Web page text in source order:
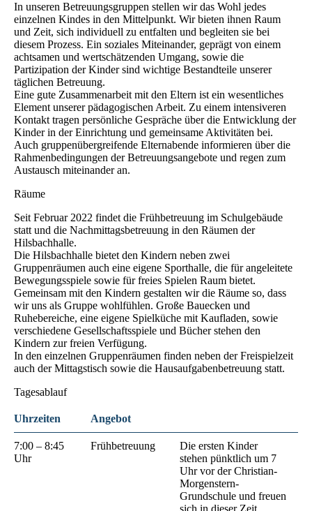
In unseren Betreuungsgruppen stellen wir das Wohl jedes
einzelnen Kindes in den Mittelpunkt. Wir bieten ihnen Raum
und Zeit, sich individuell zu entfalten und begleiten sie bei
diesem Prozess. Ein soziales Miteinander, geprägt von einem
achtsamen und wertschätzenden Umgang, sowie die
Partizipation der Kinder sind wichtige Bestandteile unserer
täglichen Betreuung.
Eine gute Zusammenarbeit mit den Eltern ist ein wesentliches
Element unserer pädagogischen Arbeit. Zu einem intensiveren
Kontakt tragen persönliche Gespräche über die Entwicklung der
Kinder in der Einrichtung und gemeinsame Aktivitäten bei.
Auch gruppenübergreifende Elternabende informieren über die
Rahmenbedingungen der Betreuungsangebote und regen zum
Austausch miteinander an.
Räume
Seit Februar 2022 findet die Frühbetreuung im Schulgebäude
statt und die Nachmittagsbetreuung in den Räumen der
Hilsbachhalle.
Die Hilsbachhalle bietet den Kindern neben zwei
Gruppenräumen auch eine eigene Sporthalle, die für angeleitete
Bewegungsspiele sowie für freies Spielen Raum bietet.
Gemeinsam mit den Kindern gestalten wir die Räume so, dass
wir uns als Gruppe wohlfühlen. Große Bauecken und
Ruhebereiche, eine eigene Spielküche mit Kaufladen, sowie
verschiedene Gesellschaftsspiele und Bücher stehen den
Kindern zur freien Verfügung.
In den einzelnen Gruppenräumen finden neben der Freispielzeit
auch der Mittagstisch sowie die Hausaufgabenbetreuung statt.
Tagesablauf
Uhrzeiten Angebot
7:00 – 8:45
Uhr
Frühbetreuung
Die ersten Kinder
stehen pünktlich um 7
Uhr vor der Christian-
Morgenstern-
Grundschule und freuen